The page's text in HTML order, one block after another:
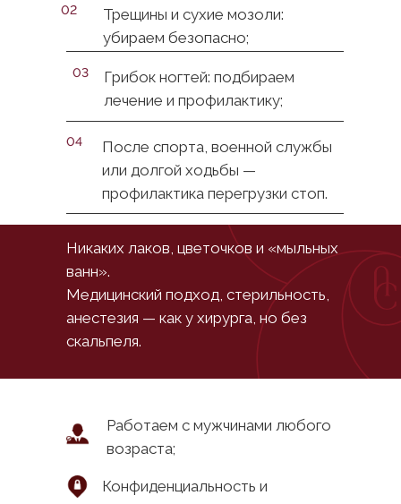
Трещины и сухие мозоли:
убираем безопасно;
Грибок ногтей: подбираем
лечение и профилактику;
После спорта, военной службы
или долгой ходьбы —
профилактика перегрузки стоп.
Никаких лаков, цветочков и «мыльных
ванн».
Медицинский подход, стерильность,
анестезия — как у хирурга, но без
скальпеля.
Конфиденциальность и
Работаем с мужчинами любого
возраста;
02
03
04
В AVRORACLINIC С ВАМИ
БУДЕТ РАБОТАТЬ
СПЕЦИАЛИСТ
ВЫСОЧАЙШЕГО КЛАССА